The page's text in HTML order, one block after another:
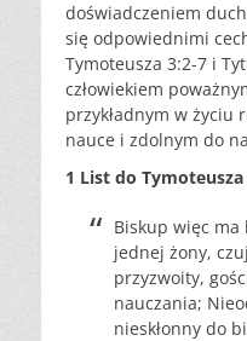
doświadczeniem
się odpowiednimi
Tymoteusza 3:2-7 i
człowiekiem
przykładnym w życiu
nauce i zdolnym do
1 List do Tymoteusza
Biskup więc ma
jednej żony,
przyzwoity,
nauczania;
nieskłonny do